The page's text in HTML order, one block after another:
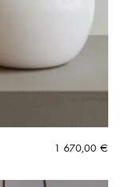
1 670,00 €